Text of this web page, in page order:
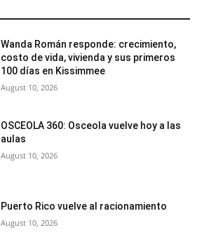
Wanda Román responde: crecimiento,
costo de vida, vivienda y sus primeros
100 días en Kissimmee
August 10, 2026
OSCEOLA 360: Osceola vuelve hoy a las
aulas
August 10, 2026
Puerto Rico vuelve al racionamiento
August 10, 2026